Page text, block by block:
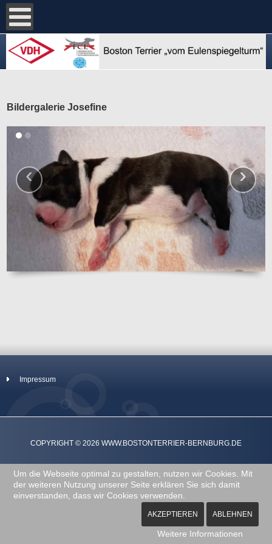
Bildergalerie Josefine
‹ ›
Impressum
COPYRIGHT © 2026 WWW.BOSTONTERRIER-BERNBURG.DE
Um die Webseite optimal zu gestalten, nutzen wir Cookies. Mit
der weiteren Nutzung unserer Seite erklären Sie sich damit
einverstanden, dass wir Cookies verwenden.
AKZEPTIEREN ABLEHNEN
Weitere Informationen